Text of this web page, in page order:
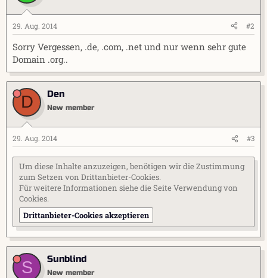
29. Aug. 2014 #2
Sorry Vergessen, .de, .com, .net und nur wenn sehr gute
Domain .org..
D Den
New member
29. Aug. 2014 #3
Um diese Inhalte anzuzeigen, benötigen wir die Zustimmung
zum Setzen von Drittanbieter-Cookies.
Für weitere Informationen siehe die SeiteVerwendung von
Cookies.
Drittanbieter-Cookies akzeptieren
S Sunblind
New member